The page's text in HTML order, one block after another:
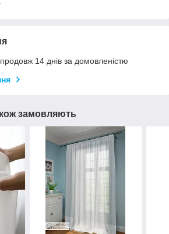
14 днів за домовленістю
замовляють